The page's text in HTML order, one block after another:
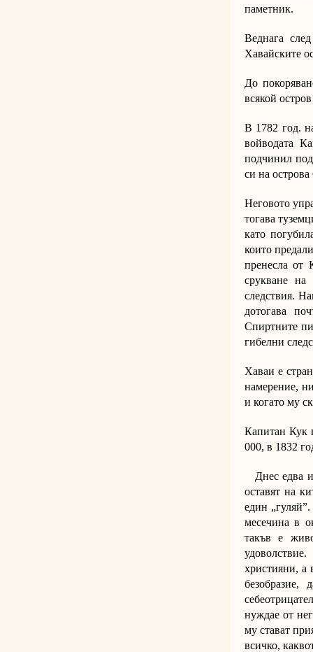
паметник.
Веднага
Хавайските
До
всякой
В 1782 год.
войводата
подчинил
си на
Неговото
тогава
като
които
пренесла от
срукване на
следствия.
дотогава
Спиртните
гибелни
Хаваи е
намерение,
и когато му
Капитан Кук
000, в 1832
Днес едва
оставят на
един „гуляй”.
месечина в
такъв е
християни, а
нуждае от
му стават
всичко,